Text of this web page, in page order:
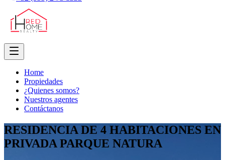
Home
Propiedades
¿Quienes somos?
Nuestros agentes
Contáctanos
RESIDENCIA DE 4 HABITACIONES EN
PRIVADA PARQUE NATURA